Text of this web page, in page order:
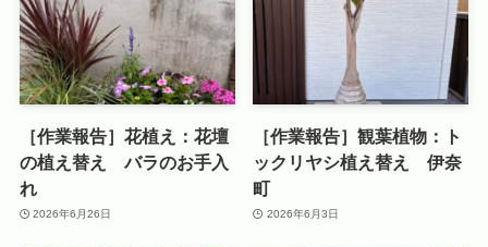
［作業報告］花植え：花壇
の植え替え バラのお手入
れ
2026年6月26日
［作業報告］観葉植物：ト
ックリヤシ植え替え 伊奈
町
2026年6月3日